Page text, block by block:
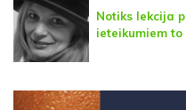
Notiks lekcija
ieteikumiem